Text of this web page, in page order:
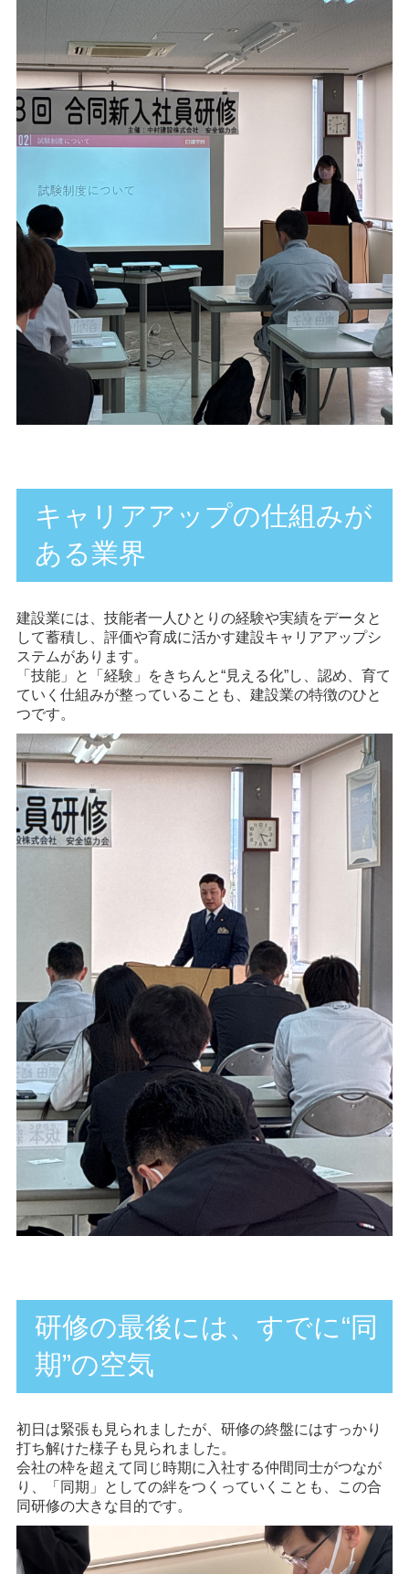
キャリアアップの仕組みが
ある業界
建設業には、技能者一人ひとりの経験や実績をデータと
して蓄積し、評価や育成に活かす建設キャリアアップシ
ステムがあります。
「技能」と「経験」をきちんと“見える化”し、認め、育て
ていく仕組みが整っていることも、建設業の特徴のひと
つです。
研修の最後には、すでに“同
期”の空気
初日は緊張も見られましたが、研修の終盤にはすっかり
打ち解けた様子も見られました。
会社の枠を超えて同じ時期に入社する仲間同士がつなが
り、
「同期」としての絆をつくっていくことも、この合
同研修の大きな目的です。